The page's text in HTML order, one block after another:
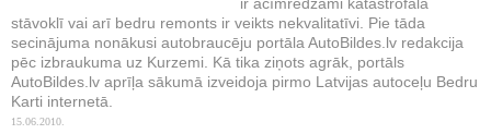
stāvoklī vai arī bedru remonts ir veikts nekvalitatīvi. Pie tāda
secinājuma nonākusi autobraucēju portāla AutoBildes.lv redakcija
pēc izbraukuma uz Kurzemi. Kā tika ziņots agrāk, portāls
AutoBildes.lv aprīļa sākumā izveidoja pirmo Latvijas autoceļu Bedru
Karti internetā.
15.06.2010.